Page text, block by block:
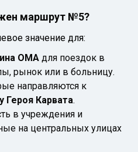
маршрут №5?
значение для:
ОМА для поездок в
рынок или в больницу.
направляются к
Героя Карвата.
в учреждения и
на центральных улицах